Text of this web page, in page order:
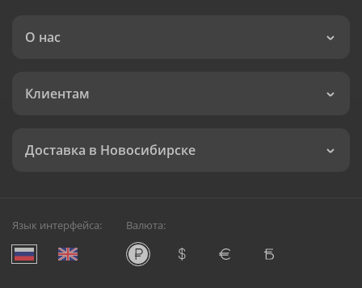
О нас
Клиентам
Доставка в Новосибирске
Язык интерфейса: Валюта: